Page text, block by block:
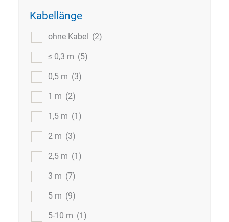
Kabellänge
ohne Kabel (2)
≤ 0,3 m (5)
0,5 m (3)
1 m (2)
1,5 m (1)
2 m (3)
2,5 m (1)
3 m (7)
5 m (9)
5-10 m (1)